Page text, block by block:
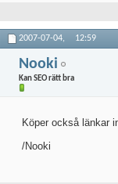
2007-07-04, 12:59
Nooki
Kan SEO rätt bra
Köper också länkar
/Nooki